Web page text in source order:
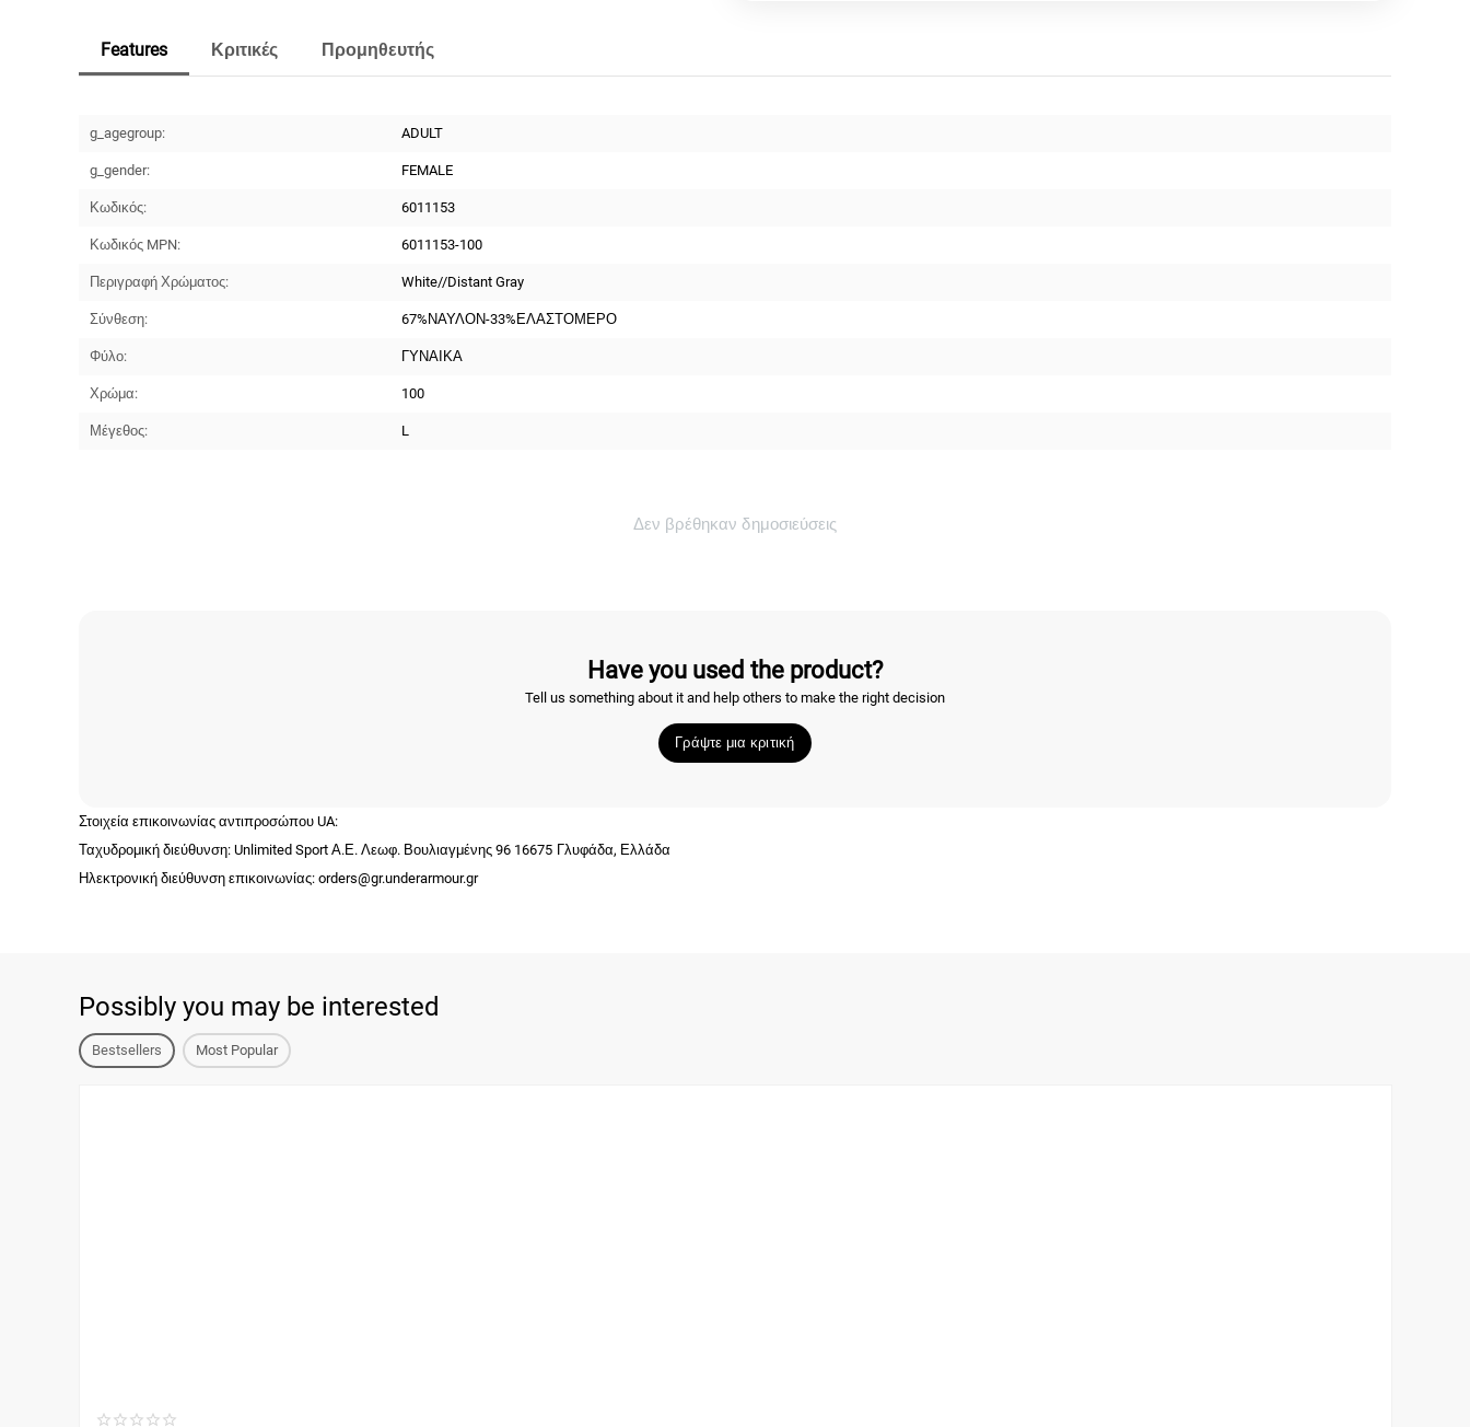
Features Κριτικές Προμηθευτής
g_agegroup: ADULT
g_gender: FEMALE
Κωδικός: 6011153
Κωδικός MPN: 6011153-100
Περιγραφή Χρώματος: White//Distant Gray
Σύνθεση: 67%ΝΑΥΛΟΝ-33%ΕΛΑΣΤΟΜΕΡΟ
Φύλο: ΓΥΝΑΙΚΑ
Χρώμα: 100
Μέγεθος: L
Δεν βρέθηκαν δημοσιεύσεις
Have you used the product?
Tell us something about it and help others to make the right decision
Γράψτε μια κριτική
Στοιχεία επικοινωνίας αντιπροσώπου UA:
Ταχυδρομική διεύθυνση: Unlimited Sport Α.Ε. Λεωφ. Βουλιαγμένης 96 16675 Γλυφάδα, Ελλάδα
Ηλεκτρονική διεύθυνση επικοινωνίας: orders@gr.underarmour.gr
Possibly you may be interested
Bestsellers Most Popular